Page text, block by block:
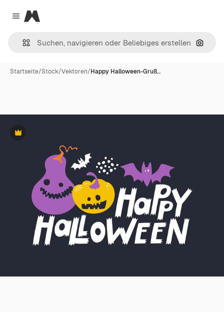
Close menu
Magnific
Nach
Startseite/Stock/Vektoren/Happy Halloween-Gruß…
Premium